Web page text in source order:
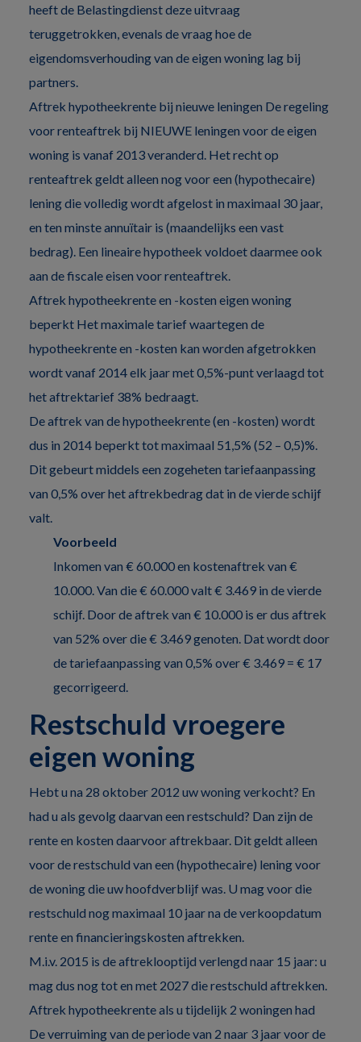
heeft de Belastingdienst deze uitvraag
teruggetrokken, evenals de vraag hoe de
eigendomsverhouding van de eigen woning lag bij
partners.
Aftrek hypotheekrente bij nieuwe leningen De regeling
voor renteaftrek bij NIEUWE leningen voor de eigen
woning is vanaf 2013 veranderd. Het recht op
renteaftrek geldt alleen nog voor een (hypothecaire)
lening die volledig wordt afgelost in maximaal 30 jaar,
en ten minste annuïtair is (maandelijks een vast
bedrag). Een lineaire hypotheek voldoet daarmee ook
aan de fiscale eisen voor renteaftrek.
Aftrek hypotheekrente en -kosten eigen woning
beperkt Het maximale tarief waartegen de
hypotheekrente en -kosten kan worden afgetrokken
wordt vanaf 2014 elk jaar met 0,5%-punt verlaagd tot
het aftrektarief 38% bedraagt.
De aftrek van de hypotheekrente (en -kosten) wordt
dus in 2014 beperkt tot maximaal 51,5% (52 – 0,5)%.
Dit gebeurt middels een zogeheten tariefaanpassing
van 0,5% over het aftrekbedrag dat in de vierde schijf
valt.
Voorbeeld
Inkomen van € 60.000 en kostenaftrek van €
10.000. Van die € 60.000 valt € 3.469 in de vierde
schijf. Door de aftrek van € 10.000 is er dus aftrek
van 52% over die € 3.469 genoten. Dat wordt door
de tariefaanpassing van 0,5% over € 3.469 = € 17
gecorrigeerd.
Restschuld vroegere
eigen woning
Hebt u na 28 oktober 2012 uw woning verkocht? En
had u als gevolg daarvan een restschuld? Dan zijn de
rente en kosten daarvoor aftrekbaar. Dit geldt alleen
voor de restschuld van een (hypothecaire) lening voor
de woning die uw hoofdverblijf was. U mag voor die
restschuld nog maximaal 10 jaar na de verkoopdatum
rente en financieringskosten aftrekken.
M.i.v. 2015 is de aftreklooptijd verlengd naar 15 jaar: u
mag dus nog tot en met 2027 die restschuld aftrekken.
Aftrek hypotheekrente als u tijdelijk 2 woningen had
De verruiming van de periode van 2 naar 3 jaar voor de